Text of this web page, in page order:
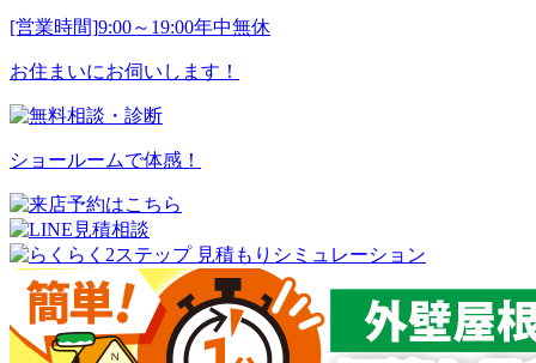
[営業時間]9:00～19:00年中無休
お住まいにお伺いします！
ショールームで体感！